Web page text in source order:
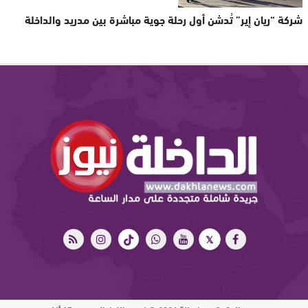
شركة “ريان إير” تُدشن أول رحلة جوية مباشرة بين مدريد والداخلة